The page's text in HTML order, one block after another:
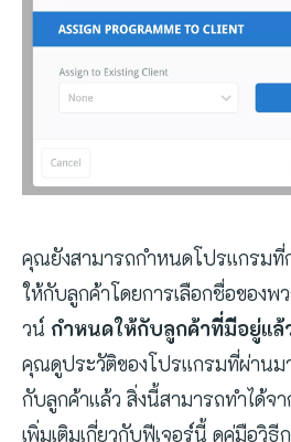
คุณยังสามารถกำหนดโปรแกรมที่
ให้กับลูกค้าโดยการเลือกชื่อของพ
วน์ กำหนดให้กับลูกค้าที่มีอยู่แล้
คุณดูประวัติของโปรแกรมที่ผ่านม
กับลูกค้าแล้ว สิ่งนี้สามารถทำได้จา
เพิ่มเติมเกี่ยวกับฟีเจอร์นี้ ดูคู่มือวิธี